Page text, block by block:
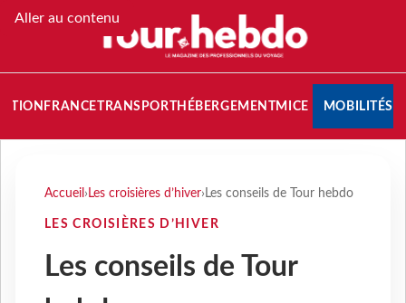
Aller au contenu
FRANCETRANSPORT HÉBERGEMENTMICE MOBILITÉS
Accueil › Les croisières d’hiver› Les conseils de Tour hebdo
LES CROISIÈRES D’HIVER
Les conseils de Tour